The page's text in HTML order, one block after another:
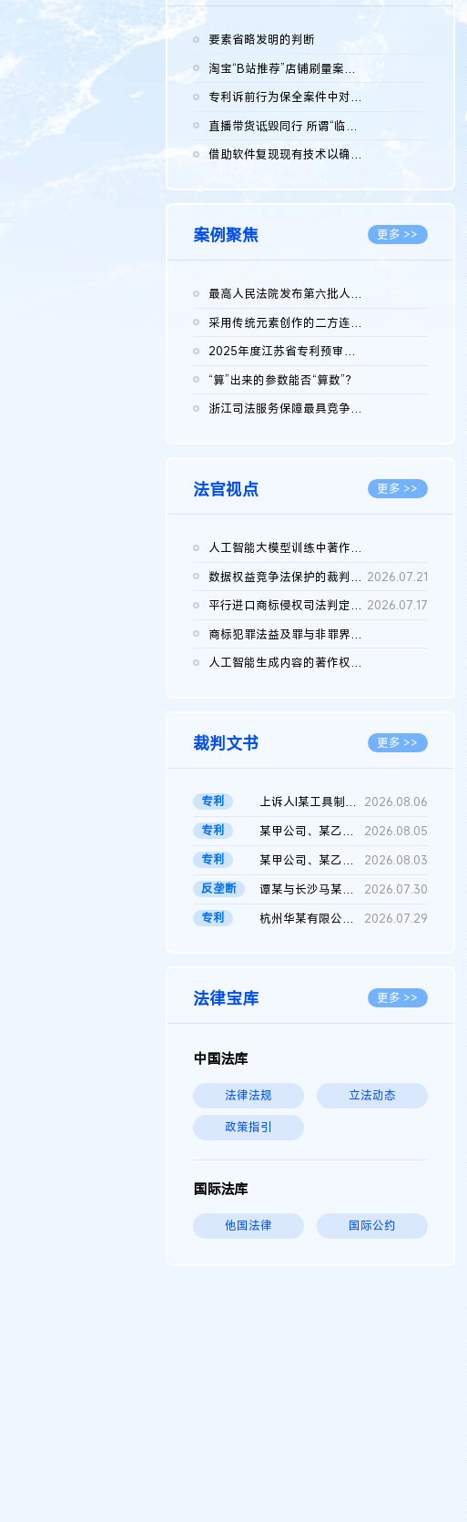
要素省略发明的判断
淘宝“B站推荐”店铺刷量案维持原判，两被告连带赔偿150万元
专利诉前行为保全案件中对仿制药申请人曾作出三类声明的考量及违...
直播带货诋毁同行 所谓“临场发挥”不免责
借助软件复现现有技术以确认相关参数特征是否被公开
案例聚焦 更多 >>
最高人民法院发布第六批人民法院种业知识产权司法保护典型案例 含...
采用传统元素创作的二方连续装饰图案作品的独创性及侵权对比认定
2025年度江苏省专利预审典型案例
“算”出来的参数能否“算数”？
浙江司法服务保障最具竞争力营商环境建设典型案例（第二批）含侵...
法官视点 更多 >>
人工智能大模型训练中著作权的合理使用
2026.07.28
数据权益竞争法保护的裁判路径构建 2026.07.21
平行进口商标侵权司法判定规则的困境与纾解 2026.07.17
商标犯罪法益及罪与非罪界限研究
人工智能生成内容的著作权司法认定：演进逻辑、现实困境与规则建...
裁判文书 更多 >>
专利 上诉人I某工具制品有限公司与被上诉人程某及一审被告中华人民共和...
2026.08.06
专利
某甲公司、某乙公司、某丙公司申请诉前行为保全复议裁定书
2026.08.05
专利
某甲公司、某乙公司、官某与某丙公司专利申请权权属纠纷 二审判决...
2026.08.03
反垄断
谭某与长沙马某堆农产品股份有限公司滥用市场支配地位纠纷二审裁...
2026.07.30
专利
杭州华某有限公司与菲某有限公司侵害发明专利权纠纷 2026.07.29
法律宝库 更多 >>
中国法库
法律法规 立法动态
政策指引
国际法库
他国法律 国际公约